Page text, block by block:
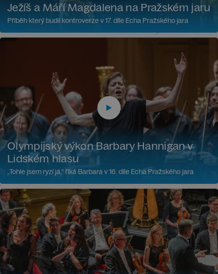
Ježíš a Máří Magdalena na Pražském jaru
Příběh který budil kontroverze v 17. díle Echa Pražského jara
Olympijský výkon Barbary Hannigan v
Lidském hlasu
„Tohle jsem ryzí já,“ říká Barbara v 16. díle Echa Pražského jara